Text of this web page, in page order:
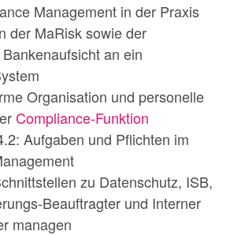
Management in der Praxis
der MaRisk sowie der
an ein
Organisation und personelle
Compliance-Funktion
Aufgaben und Pflichten im
zu Datenschutz, ISB,
Beauftragter und Interner
managen